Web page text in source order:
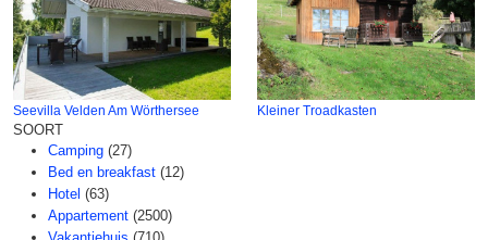
Seevilla Velden Am Wörthersee Kleiner Troadkasten
SOORT
Camping (27)
Bed en breakfast (12)
Hotel (63)
Appartement (2500)